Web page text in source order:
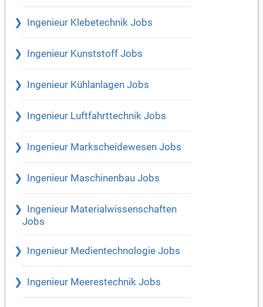
Ingenieur Klebetechnik Jobs
Ingenieur Kunststoff Jobs
Ingenieur Kühlanlagen Jobs
Ingenieur Luftfahrttechnik Jobs
Ingenieur Markscheidewesen Jobs
Ingenieur Maschinenbau Jobs
Ingenieur Materialwissenschaften
Jobs
Ingenieur Medientechnologie Jobs
Ingenieur Meerestechnik Jobs